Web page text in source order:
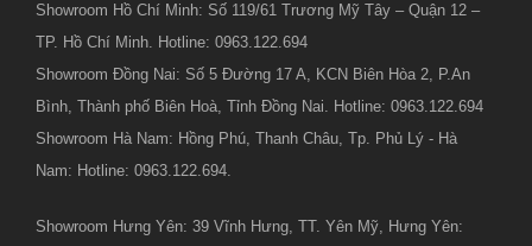
Showroom Hồ Chí Minh: Số 119/61 Trương Mỹ Tây – Quận 12 –
TP. Hồ Chí Minh. Hotline: 0963.122.694
Showroom Đồng Nai: Số 5 Đường 17 A, KCN Biên Hòa 2, P.An
Bình, Thành phố Biên Hoà, Tỉnh Đồng Nai. Hotline: 0963.122.694
Showroom Hà Nam: Hồng Phú, Thanh Châu, Tp. Phủ Lý - Hà
Nam: Hotline: 0963.122.694.
Showroom Hưng Yên: 39 Vĩnh Hưng, TT. Yên Mỹ, Hưng Yên: